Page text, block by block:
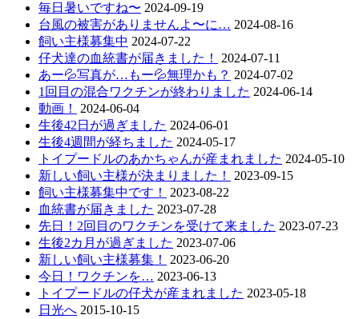
毎日暑いですね〜 2024-09-19
台風の被害がありませんよ〜に… 2024-08-16
飼い主様募集中 2024-07-22
仔犬達の血統書が届きました！
2024-07-11
あー💦写真が…もー💦無理かも？ 2024-07-02
1回目の混合ワクチンが終わりました 2024-06-14
動画！
2024-06-04
生後42日が過ぎました 2024-06-01
生後4週間が経ちました 2024-05-17
トイプードルのあかちゃんが産まれました 2024-05-10
新しい飼い主様が決まりました！
2023-09-15
飼い主様募集中です！
2023-08-22
血統書が届きました 2023-07-28
先日！2回目のワクチンを受けて来ました 2023-07-23
生後2カ月が過ぎました 2023-07-06
新しい飼い主様募集！
2023-06-20
今日！ワクチンを… 2023-06-13
トイプードルの仔犬が産まれました 2023-05-18
日光へ 2015-10-15